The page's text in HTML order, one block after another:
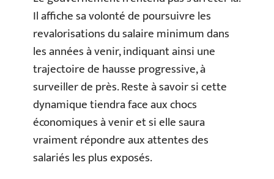
Il affiche sa volonté de poursuivre les
revalorisations du salaire minimum dans
les années à venir, indiquant ainsi une
trajectoire de hausse progressive, à
surveiller de près. Reste à savoir si cette
dynamique tiendra face aux chocs
économiques à venir et si elle saura
vraiment répondre aux attentes des
salariés les plus exposés.